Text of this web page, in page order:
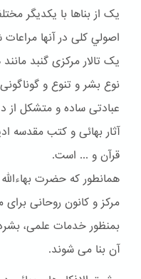
یک از بناها با یکدیگر
یک تالار مرکزی گنبد
نوع بشر و تنوع و
عبادتی ساده و متشکل از
آثار بهائی و کتب مقدسه
قرآن و ... است.
همانطور که حضرت
مرکز و کانون روحانی
بمنظور خدمات علمی،
آن بنا می شوند.